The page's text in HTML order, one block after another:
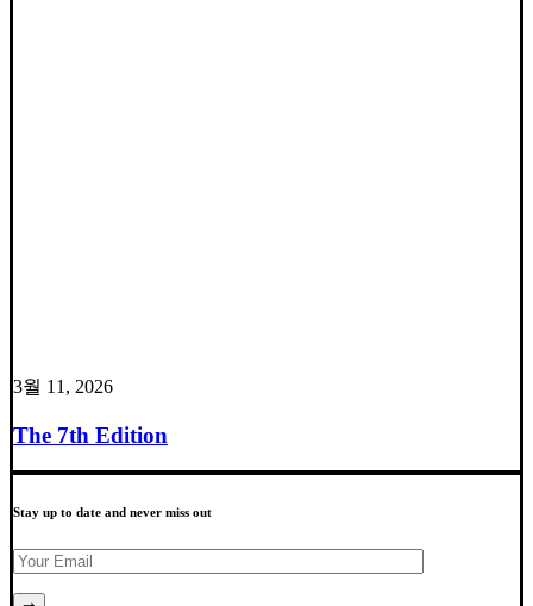
3월 11, 2026
The 7th Edition
Stay up to date and never miss out